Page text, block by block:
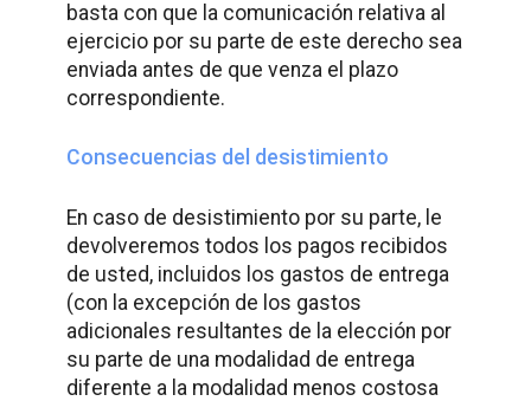
basta con que la comunicación relativa al
ejercicio por su parte de este derecho sea
enviada antes de que venza el plazo
correspondiente.
Consecuencias del desistimiento
En caso de desistimiento por su parte, le
devolveremos todos los pagos recibidos
de usted, incluidos los gastos de entrega
(con la excepción de los gastos
adicionales resultantes de la elección por
su parte de una modalidad de entrega
diferente a la modalidad menos costosa